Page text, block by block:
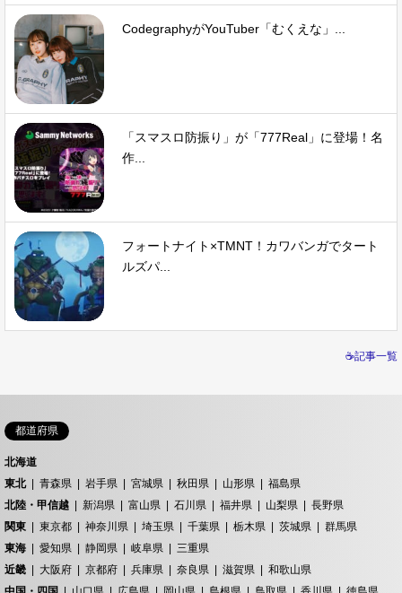
CodegraphyがYouTuber「むくえな」...
「スマスロ防振り」が「777Real」に登場！名
作...
フォートナイト×TMNT！カワバンガでタート
ルズパ...
☕記事一覧
都道府県
北海道
東北
青森県 岩手県 宮城県 秋田県 山形県
福島県
北陸・甲信越
新潟県 富山県 石川県 福井県 山梨県
長野県
関東
東京都 神奈川県 埼玉県 千葉県 栃木県 茨城県
群馬県
東海
愛知県 静岡県 岐阜県
三重県
近畿
大阪府 京都府 兵庫県 奈良県 滋賀県
和歌山県